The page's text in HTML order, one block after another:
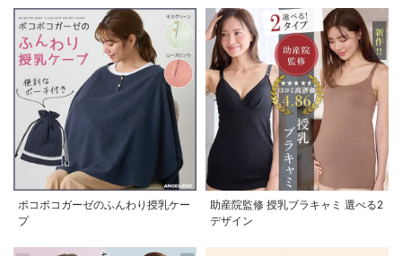
ポコポコガーゼのふんわり授乳ケー
プ
助産院監修 授乳ブラキャミ 選べる2
デザイン